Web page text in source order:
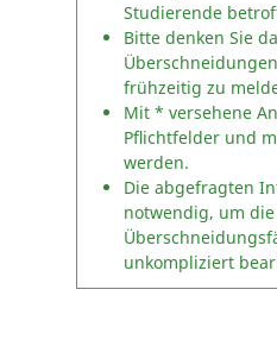
Studierende
Bitte denken Sie
frühzeitig zu
Mit * versehene
Pflichtfelder und
werden.
Die abgefragten
notwendig, um
unkompliziert